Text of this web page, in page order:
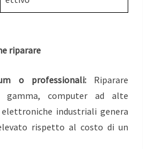
riparare
o professionali:Riparare
computer ad alte
industriali genera
rispetto al costo di un